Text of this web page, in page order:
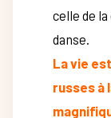
celle de
danse.
La vie
russes à